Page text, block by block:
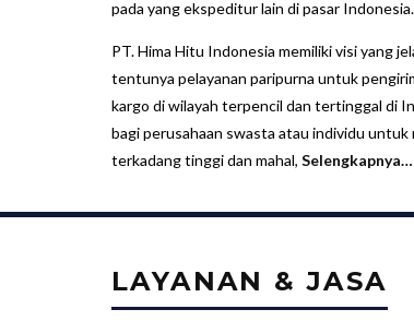
pada yang ekspeditur lain di pasar Indonesia.
PT. Hima Hitu Indonesia memiliki visi yang
tentunya pelayanan paripurna untuk
kargo di wilayah terpencil dan tertinggal di
bagi perusahaan swasta atau individu
terkadang tinggi dan mahal, Selengkapnya…
LAYANAN & JASA